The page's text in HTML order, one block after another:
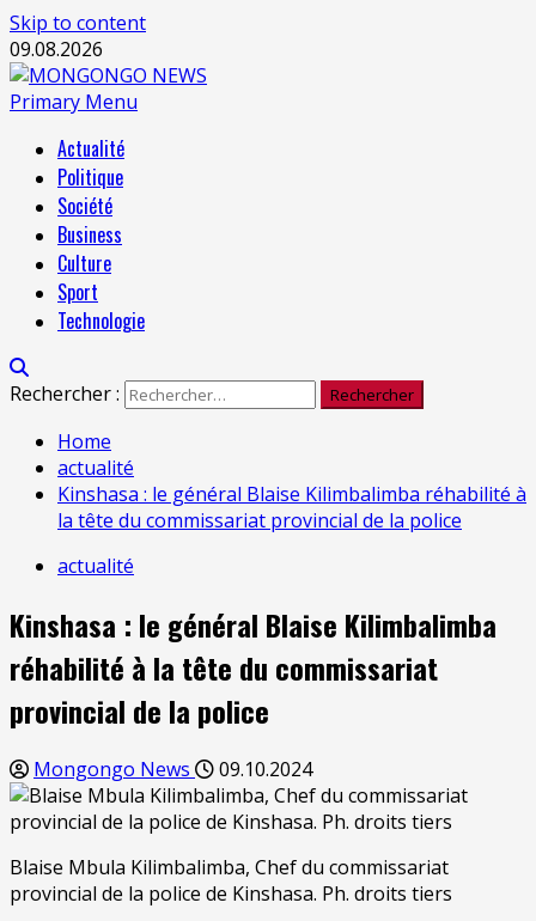
Skip to content
09.08.2026
Primary Menu
Actualité
Politique
Société
Business
Culture
Sport
Technologie
Rechercher :
Home
actualité
Kinshasa : le général Blaise Kilimbalimba réhabilité à
la tête du commissariat provincial de la police
actualité
Kinshasa : le général Blaise Kilimbalimba
réhabilité à la tête du commissariat
provincial de la police
Mongongo News 09.10.2024
Blaise Mbula Kilimbalimba, Chef du commissariat
provincial de la police de Kinshasa. Ph. droits tiers